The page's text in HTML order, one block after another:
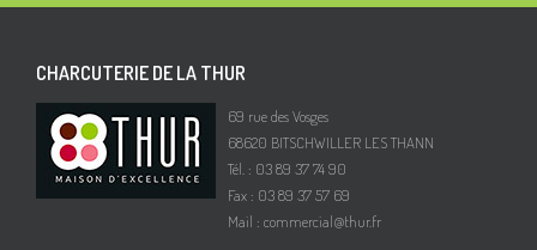
CHARCUTERIE DE LA THUR
69 rue des Vosges
68620 BITSCHWILLER LES THANN
Tél. : 03 89 37 74 90
Fax : 03 89 37 57 69
Mail : commercial@thur.fr